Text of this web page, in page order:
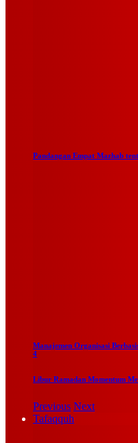
Pandangan Empat Mazhab
Manajemen Organisasi
4
Libur Ramadan Momentum
Previous Next
Tafaqquh